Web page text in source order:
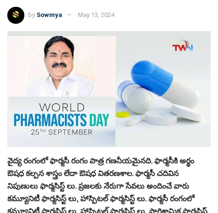
by Sowmya May 13, 2024
వైద్య రంగంలో ఫార్మసీ రంగం పాత్ర గణనీయమైనది. ఫార్మసీకి అర్థం
ఔషధ కల్పన శాస్త్రం లేదా ఔషధ వితరణశాల. ఫార్మసీ చదివిన
నిపుణులు ఫార్మసిస్ట్ లు. ప్రజలకు నేరుగా సేవలు అందించే వారు
కమ్యూనిటీ ఫార్మసిస్ట్ లు, హాస్పిటల్ ఫార్మసిస్ట్ లు. ఫార్మసీ రంగంలో
కమ్యూనిటీ ఫార్మసిస్ట్ లు, హాస్పిటల్ ఫార్మసిస్ట్ లు, పారిశ్రామిక ఫార్మసిస్ట్